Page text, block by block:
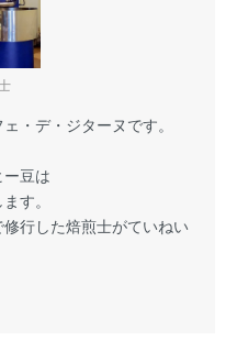
・デ・ジターヌです。
豆は
ます。
行した焙煎士がていねい